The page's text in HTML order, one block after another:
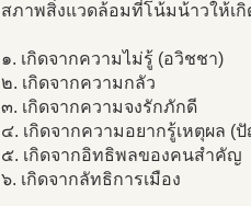
สภาพสิ่งแวดล้อมที่โน้มน้าวให้เ
๑. เกิดจากความไม่รู้ (อวิชชา)
๒. เกิดจากความกลัว
๓. เกิดจากความจงรักภักดี
๔. เกิดจากความอยากรู้เหตุผล (
๕. เกิดจากอิทธิพลของคนสำคัญ
๖. เกิดจากลัทธิการเมือง